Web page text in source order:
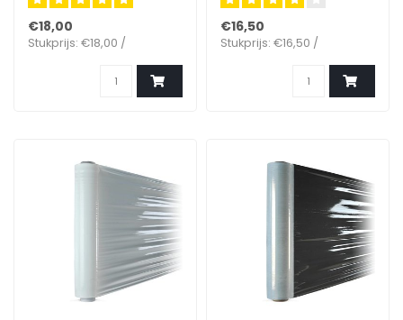
€18,00
Stukprijs: €18,00 /
20µ)
€16,50
Stukprijs: €16,50 /